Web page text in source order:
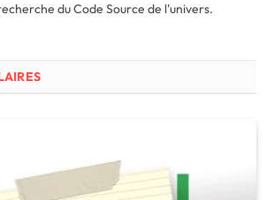
du Code Source de l'univers.